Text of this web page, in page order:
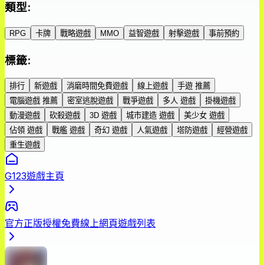
類型:
RPG 卡牌 戰略遊戲 MMO 益智遊戲 射擊遊戲 事前預約
標籤:
排行 新遊戲 消磨時間免費遊戲 線上遊戲
手遊 推薦
電腦遊戲 推薦
密室逃脫遊戲 戰爭遊戲 多人 遊戲
掛機遊戲
動漫遊戲
砍殺遊戲 3D 遊戲 城市建造 遊戲
美少女 遊戲
佔領 遊戲
戰艦 遊戲 奇幻 遊戲 人氣遊戲 塔防遊戲
經營遊戲
重生遊戲
G123遊戲主頁
官方正版授權免費線上網頁遊戲列表